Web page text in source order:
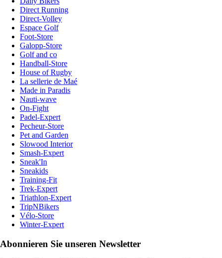
Direct Running
Direct-Volley
Espace Golf
Foot-Store
Galopp-Store
Golf and co
Handball-Store
House of Rugby
La sellerie de Maé
Made in Paradis
Nauti-wave
On-Fight
Padel-Expert
Pecheur-Store
Pet and Garden
Slowood Interior
Smash-Expert
Sneak'In
Sneakids
Training-Fit
Trek-Expert
Triathlon-Expert
TripNBikers
Vélo-Store
Winter-Expert
Abonnieren Sie unseren Newsletter